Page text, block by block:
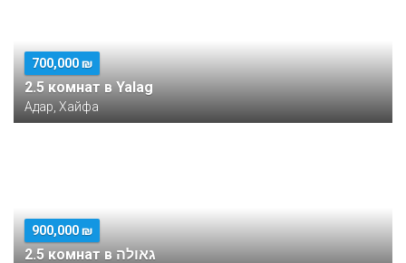
700,000 ₪
2.5 комнат в Yalag
Адар, Хайфа
900,000 ₪
2.5 комнат в גאולה